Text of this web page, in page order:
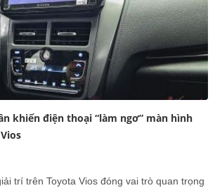
khiến điện thoại “làm ngơ” màn hình
trí trên Toyota Vios đóng vai trò quan trọng